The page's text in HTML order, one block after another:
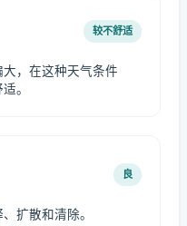
较不舒适
，在这种天气条件
。
良
扩散和清除。